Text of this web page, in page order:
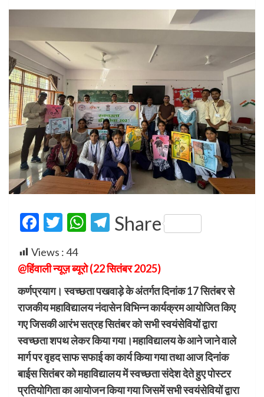
Facebook
Twitter
WhatsApp
Telegram
Share
Views :44
@हिंवाली न्यूज़ ब्यूरो (22 सितंबर 2025)
कर्णप्रयाग। स्वच्छता पखवाड़े के अंतर्गत दिनांक 17 सितंबर से
राजकीय महाविद्यालय नंदासेन विभिन्न कार्यक्रम आयोजित किए
गए जिसकी आरंभ सत्रह सितंबर को सभी स्वयंसेवियों द्वारा
स्वच्छता शपथ लेकर किया गया।महाविद्यालय के आने जाने वाले
मार्ग पर वृहद साफ सफाई का कार्य किया गया तथा आज दिनांक
बाईस सितंबर को महाविद्यालय में स्वच्छता संदेश देते हुए पोस्टर
प्रतियोगिता का आयोजन किया गया जिसमें सभी स्वयंसेवियों द्वारा